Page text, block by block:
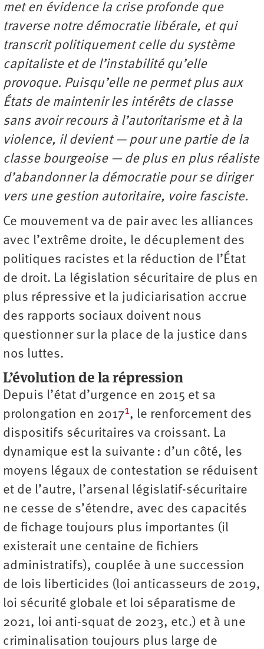
met en évidence la crise profonde que
traverse notre démocratie libérale, et qui
transcrit politiquement celle du système
capitaliste et de l’instabilité qu’elle
provoque. Puisqu’elle ne permet plus aux
États de maintenir les intérêts de classe
sans avoir recours à l’autoritarisme et à la
violence, il devient — pour une partie de la
classe bourgeoise — de plus en plus réaliste
d’abandonner la démocratie pour se diriger
vers une gestion autoritaire, voire fasciste.
Ce mouvement va de pair avec les alliances
avec l’extrême droite, le décuplement des
politiques racistes et la réduction de l’État
de droit. La législation sécuritaire de plus en
plus répressive et la judiciarisation accrue
des rapports sociaux doivent nous
questionner sur la place de la justice dans
nos luttes.
L’évolution de la répression
Depuis l’état d’urgence en 2015 et sa
prolongation en 20171, le renforcement des
dispositifs sécuritaires va croissant. La
dynamique est la suivante : d’un côté, les
moyens légaux de contestation se réduisent
et de l’autre, l’arsenal législatif-sécuritaire
ne cesse de s’étendre, avec des capacités
de fichage toujours plus importantes (il
existerait une centaine de fichiers
administratifs), couplée à une succession
de lois liberticides (loi anticasseurs de 2019,
loi sécurité globale et loi séparatisme de
2021, loi anti-squat de 2023, etc.) et à une
criminalisation toujours plus large de